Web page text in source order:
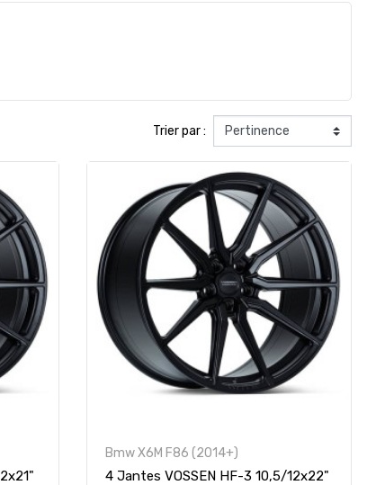
Trier par :
Bmw X6M F86 (2014+)
4 Jantes VOSSEN HF-3 10,5/12x22"